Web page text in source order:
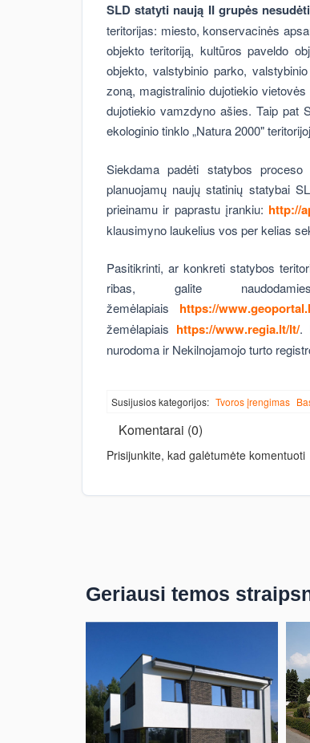
SLD statyti naują II grupės
teritorijas: miesto, konservacinės
objekto teritoriją, kultūros paveldo
objekto, valstybinio parko,
zoną, magistralinio dujotiekio
dujotiekio vamzdyno ašies. Taip pat
ekologinio tinklo „Natura 2000"
Siekdama padėti statybos
planuojamų naujų statinių statybai
prieinamu ir paprastu įrankiu: http://
klausimyno laukelius vos per kelias
Pasitikrinti, ar konkreti statybos
ribas, galite
žemėlapiais https://
žemėlapiais https://www.regia.lt/lt/.
nurodoma ir Nekilnojamojo turto
Susijusios kategorijos: Tvoros įrengimas
Komentarai (0)
Prisijunkite, kad galėtumėte komentuoti
Geriausi temos